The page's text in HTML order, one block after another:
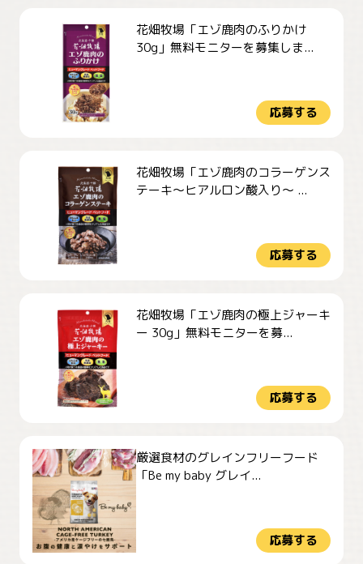
花畑牧場「エゾ鹿肉のふりかけ
30g」無料モニターを募集しま...
応募する
花畑牧場「エゾ鹿肉のコラーゲンス
テーキ～ヒアルロン酸入り～ ...
応募する
花畑牧場「エゾ鹿肉の極上ジャーキ
ー 30g」無料モニターを募...
応募する
厳選食材のグレインフリーフード
「Be my baby グレイ...
応募する